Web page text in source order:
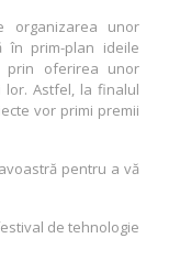
organizarea unor
în prim-plan ideile
prin oferirea unor
Astfel, la finalul
vor primi premii
pentru a vă
de tehnologie